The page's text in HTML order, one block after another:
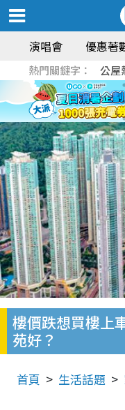
演唱會 優惠著
熱門關鍵字： 公屋
樓價跌想買樓上
苑好？
首頁 生活話題